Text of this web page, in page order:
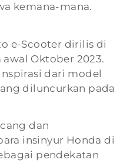
kemana-mana.
e-Scooter dirilis di
Oktober 2023.
dari model
diluncurkan pada
dan
insinyur Honda di
pendekatan